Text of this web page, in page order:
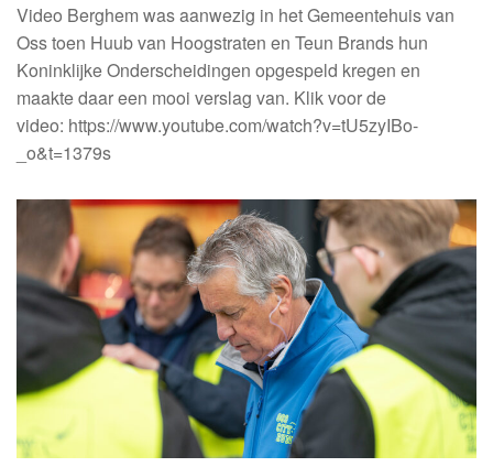
Video Berghem was aanwezig in het Gemeentehuis van
Oss toen Huub van Hoogstraten en Teun Brands hun
Koninklijke Onderscheidingen opgespeld kregen en
maakte daar een mooi verslag van. Klik voor de
video: https://www.youtube.com/watch?v=tU5zyIBo-
_o&t=1379s